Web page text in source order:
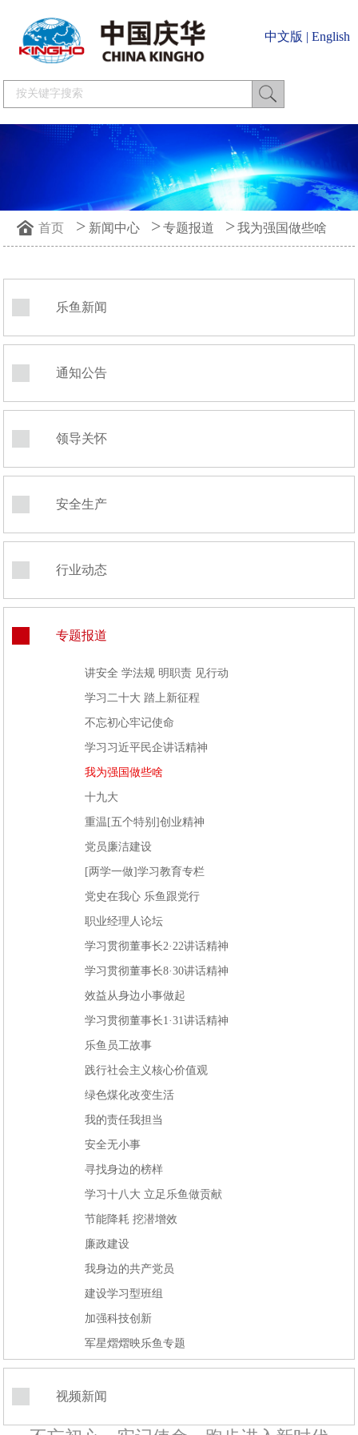
中文版 | English
首页 > 新闻中心 > 专题报道 > 我为强国做些啥
乐鱼新闻
通知公告
领导关怀
安全生产
行业动态
专题报道
讲安全 学法规 明职责 见行动
学习二十大 踏上新征程
不忘初心牢记使命
学习习近平民企讲话精神
我为强国做些啥
十九大
重温[五个特别]创业精神
党员廉洁建设
[两学一做]学习教育专栏
党史在我心 乐鱼跟党行
职业经理人论坛
学习贯彻董事长2·22讲话精神
学习贯彻董事长8·30讲话精神
效益从身边小事做起
学习贯彻董事长1·31讲话精神
乐鱼员工故事
践行社会主义核心价值观
绿色煤化改变生活
我的责任我担当
安全无小事
寻找身边的榜样
学习十八大 立足乐鱼做贡献
节能降耗 挖潜增效
廉政建设
我身边的共产党员
建设学习型班组
加强科技创新
军星熠熠映乐鱼专题
视频新闻